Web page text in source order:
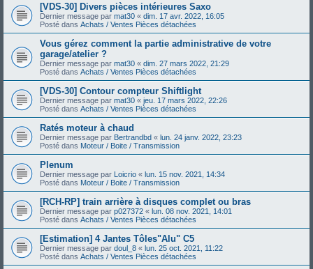
[VDS-30] Divers pièces intérieures Saxo
Dernier message par mat30 « dim. 17 avr. 2022, 16:05
Posté dans Achats / Ventes Pièces détachées
Vous gérez comment la partie administrative de votre
garage/atelier ?
Dernier message par mat30 « dim. 27 mars 2022, 21:29
Posté dans Achats / Ventes Pièces détachées
[VDS-30] Contour compteur Shiftlight
Dernier message par mat30 « jeu. 17 mars 2022, 22:26
Posté dans Achats / Ventes Pièces détachées
Ratés moteur à chaud
Dernier message par Bertrandbd « lun. 24 janv. 2022, 23:23
Posté dans Moteur / Boite / Transmission
Plenum
Dernier message par Loicrio « lun. 15 nov. 2021, 14:34
Posté dans Moteur / Boite / Transmission
[RCH-RP] train arrière à disques complet ou bras
Dernier message par p027372 « lun. 08 nov. 2021, 14:01
Posté dans Achats / Ventes Pièces détachées
[Estimation] 4 Jantes Tôles"Alu" C5
Dernier message par doul_8 « lun. 25 oct. 2021, 11:22
Posté dans Achats / Ventes Pièces détachées